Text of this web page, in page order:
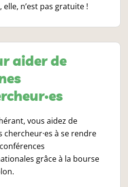
elle, n’est pas gratuite !
aider de
vous aidez de
chercheur·es à se rendre
grâce à la bourse